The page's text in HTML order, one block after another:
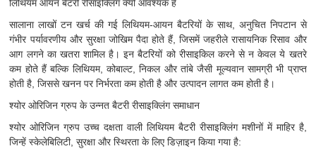
लिथियम आयन बैटरी रीसाइक्लिंग क्यों आवश्यक है
सालाना लाखों टन खर्च की गई लिथियम-आयन बैटरियों के साथ, अनुचित निपटान से
गंभीर पर्यावरणीय और सुरक्षा जोखिम पैदा होते हैं, जिसमें जहरीले रासायनिक रिसाव और
आग लगने का खतरा शामिल है। इन बैटरियों को रीसाइकिल करने से न केवल ये खतरे
कम होते हैं बल्कि लिथियम, कोबाल्ट, निकल और तांबे जैसी मूल्यवान सामग्री भी प्राप्त
होती है, जिससे खनन पर निर्भरता कम होती है और उत्पादन लागत कम होती है।
श्योर ओरिजिन ग्रुप के उन्नत बैटरी रीसाइक्लिंग समाधान
श्योर ओरिजिन ग्रुप उच्च दक्षता वाली लिथियम बैटरी रीसाइक्लिंग मशीनों में माहिर है,
जिन्हें स्केलेबिलिटी, सुरक्षा और स्थिरता के लिए डिज़ाइन किया गया है: